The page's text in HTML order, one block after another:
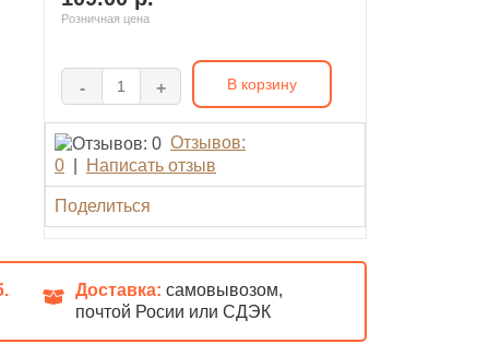
Розничная цена
- + В корзину
Отзывов:
0
Написать отзыв
Поделиться
Доставка: самовывозом,
почтой Росии или СДЭК